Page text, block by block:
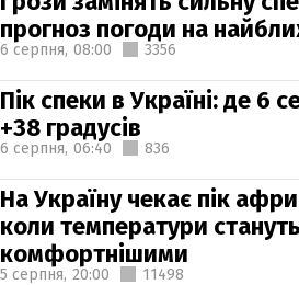
прогноз погоди на
6 серпня, 08:00 3356
Пік спеки в Україні: де 6
+38 градусів
6 серпня, 06:40 836
На Україну чекає пік
коли температури стануть
комфортнішими
5 серпня, 20:00 11498